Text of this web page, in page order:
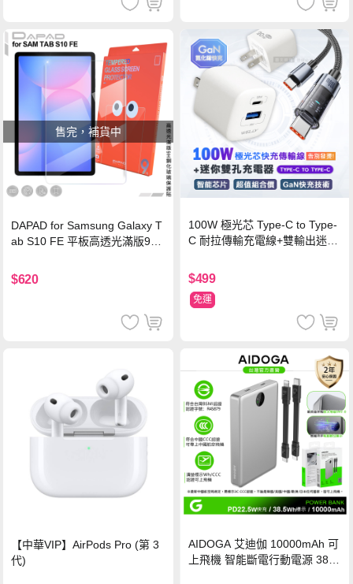
售完，補貨中
DAPAD for Samsung Galaxy T
ab S10 FE 平板高透光滿版9H
$620
100W 極光芯 Type-C to Type-
C 耐拉傳輸充電線+雙輸出迷你
$499
免運
【中華VIP】AirPods Pro (第 3
代)
AIDOGA 艾迪伽 10000mAh 可
上飛機 智能斷電行動電源 38.5